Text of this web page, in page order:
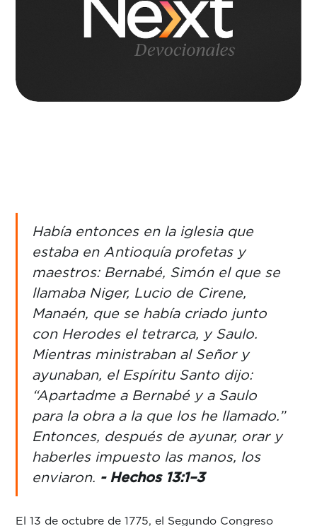
Había entonces en la iglesia que
estaba en Antioquía profetas y
maestros: Bernabé, Simón el que se
llamaba Niger, Lucio de Cirene,
Manaén, que se había criado junto
con Herodes el tetrarca, y Saulo.
Mientras ministraban al Señor y
ayunaban, el Espíritu Santo dijo:
“Apartadme a Bernabé y a Saulo
para la obra a la que los he llamado.”
Entonces, después de ayunar, orar y
haberles impuesto las manos, los
enviaron. - Hechos 13:1–3
El 13 de octubre de 1775, el Segundo Congreso